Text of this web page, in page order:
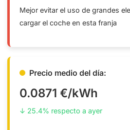
Mejor evitar el uso de grandes
cargar el coche en esta franja
Precio medio del día:
0.0871 €/kWh
↓ 25.4% respecto a ayer